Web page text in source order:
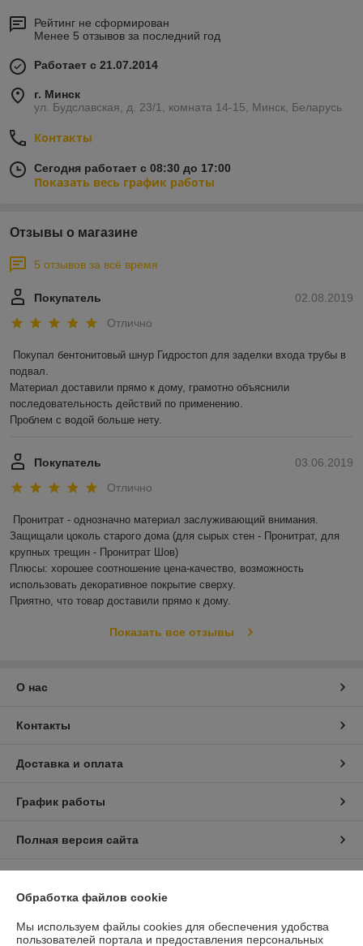
Рейтинг не сформирован
Менее 5 отзывов за последний год
Работает с 21.07.2014
г. Минск
ул. Будславская, д. 23/1, комната 14-15, Минск, Беларусь
Контакты
Сегодня работает с 08:30 до 17:00
Показать весь график работы
Отзывы о магазине
5 отзывов за всё время
02.08.2019
Покупатель
Отлично
Покупал бентонитовый шнур Гидростоп для заделки входа трубы в
подвал.
Материал доставили прямо к дому, грамотно объяснили
последовательность действий по применению.
Проблем с водой больше нету.
03.06.2019
Покупатель
Отлично
Пронитрат - однозначно материал заслуживающий внимания.
Защищали цоколь старого дома (для сырых стен - Пронитрат, для
крупных трещин - Пронитрат Шов)
Плюсы: хорошее соотношение цена-качество, возможность
использовать декоративное покрытие сверху.
Приятно, что товар доставили прямо к дому.
Показать все отзывы
О нас
Контакты
Доставка и оплата
График работы
Полная версия сайта
Обработка файлов cookie
Мы используем файлы cookies для обеспечения удобства
пользователей портала и предоставления персональных